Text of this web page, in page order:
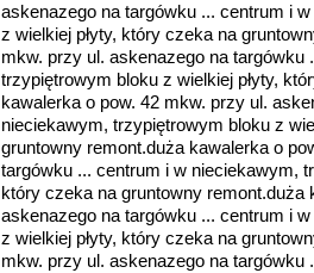
askenazego na targówku ... centrum i
z wielkiej płyty, który czeka na
mkw. przy ul. askenazego na targówku
trzypiętrowym bloku z wielkiej płyty,
kawalerka o pow. 42 mkw. przy ul.
nieciekawym, trzypiętrowym bloku z
gruntowny remont.duża kawalerka o
targówku ... centrum i w nieciekawym,
który czeka na gruntowny remont.duża
askenazego na targówku ... centrum i
z wielkiej płyty, który czeka na
mkw. przy ul. askenazego na targówku